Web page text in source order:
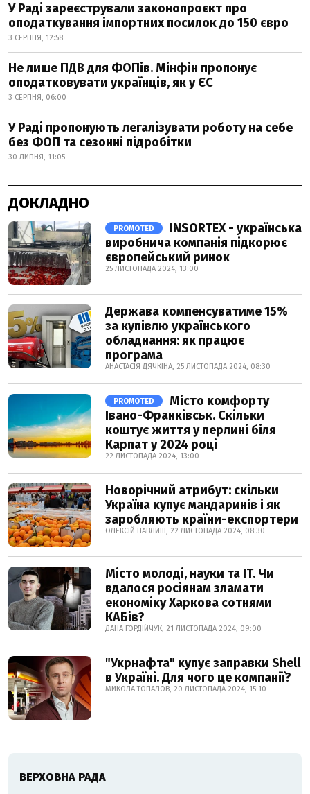
У Раді зареєстрували законопроєкт про
оподаткування імпортних посилок до 150 євро
3 СЕРПНЯ, 12:58
Не лише ПДВ для ФОПів. Мінфін пропонує
оподатковувати українців, як у ЄС
3 СЕРПНЯ, 06:00
У Раді пропонують легалізувати роботу на себе
без ФОП та сезонні підробітки
30 ЛИПНЯ, 11:05
ДОКЛАДНО
PROMOTED
INSORTEX - українська
виробнича компанія підкорює
європейський ринок
25 ЛИСТОПАДА 2024, 13:00
Держава компенсуватиме 15%
за купівлю українського
обладнання: як працює
програма
АНАСТАСІЯ ДЯЧКІНА, 25 ЛИСТОПАДА 2024, 08:30
PROMOTED
Місто комфорту
Івано-Франківськ. Скільки
коштує життя у перлині біля
Карпат у 2024 році
22 ЛИСТОПАДА 2024, 13:00
Новорічний атрибут: скільки
Україна купує мандаринів і як
заробляють країни-експортери
ОЛЕКСІЙ ПАВЛИШ, 22 ЛИСТОПАДА 2024, 08:30
Місто молоді, науки та IT. Чи
вдалося росіянам зламати
економіку Харкова сотнями
КАБів?
ДАНА ГОРДІЙЧУК, 21 ЛИСТОПАДА 2024, 09:00
"Укрнафта" купує заправки Shell
в Україні. Для чого це компанії?
МИКОЛА ТОПАЛОВ, 20 ЛИСТОПАДА 2024, 15:10
ВЕРХОВНА РАДА